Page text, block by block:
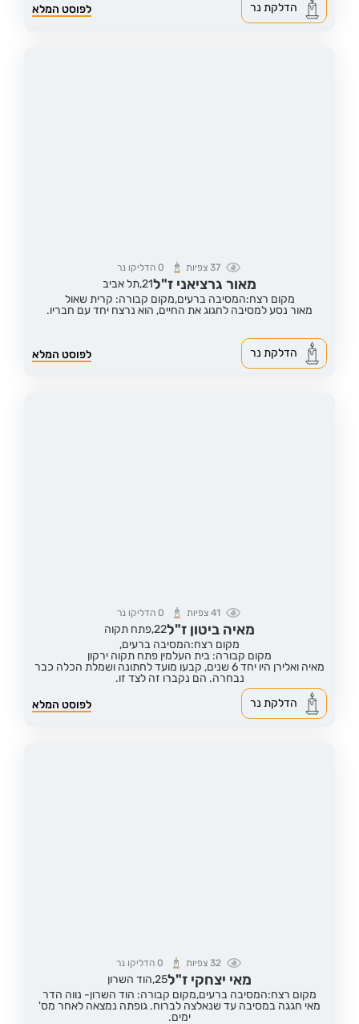
לפוסט המלא הדלקת נר
37צפיות 0 הדליקו נר
מאור גרציאני ז"ל21,תל אביב
מקום רצח:המסיבה ברעים,מקום קבורה: קרית שאול
מאור נסע למסיבה לחגוג את החיים, הוא נרצח יחד עם חבריו.
לפוסט המלא הדלקת נר
41 צפיות 0הדליקו נר
מאיה ביטון ז"ל22,פתח תקוה
מקום רצח:המסיבה ברעים,
מקום קבורה: בית העלמין פתח תקוה ירקון
מאיה ואלירן היו יחד 6 שנים, קבעו מועד לחתונה ושמלת הכלה כבר
נבחרה. הם נקברו זה לצד זו.
לפוסט המלא
הדלקת נר
32 צפיות 0הדליקו נר
מאי יצחקי ז"ל25, הוד השרון
מקום רצח:המסיבה ברעים,מקום קבורה: הוד השרון- נווה הדר
מאי חגגה במסיבה עד שנאלצה לברוח. גופתה נמצאה לאחר מס'
ימים.